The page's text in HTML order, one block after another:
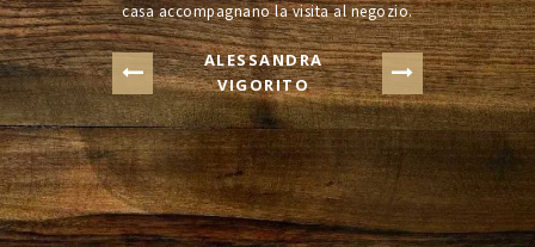
la mia
sec. Mi
legno
e ho
casa accompagnano la visita al negozio.
ALESSANDRA
VIGORITO
onesti e